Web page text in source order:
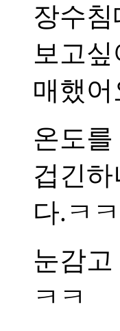
장수
보고
매했어
온도
겁긴
다.ㅋㅋ
눈감
ㅋㅋ